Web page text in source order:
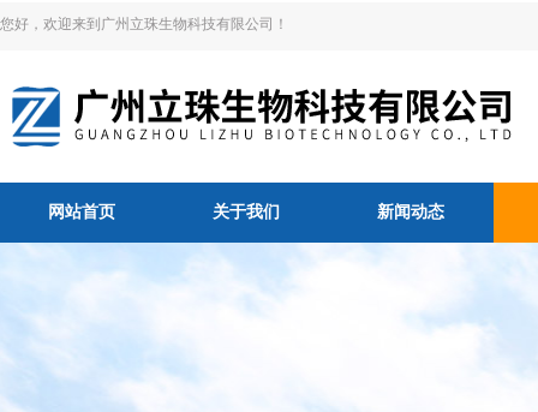
您好，欢迎来到广州立珠生物科技有限公司！
网站首页 关于我们 新闻动态